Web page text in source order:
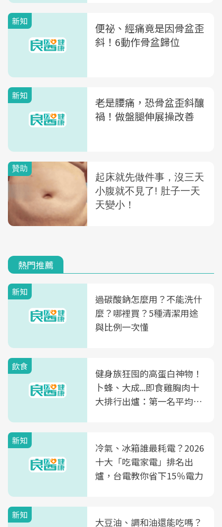
新知
便祕、經痛竟是因骨盆歪
斜！6動作骨盆歸位
新知
老是腰痛，恐骨盆歪斜釀
禍！做盤腿伸展操改善
熱門推薦
新知
過碳酸鈉怎麼用？不能洗什
麼？哪裡買？5種清潔用途
與比例一次懂
飲食
健身族狂囤的高蛋白神物！
卜蜂、大成...即食雞胸肉十
大排行出爐：第一名平均一
新知
冷氣、冰箱誰最耗電？2026
十大「吃電家電」排名出
爐，台電教你省下15％電力
新知
大豆油、調和油還能吃嗎？